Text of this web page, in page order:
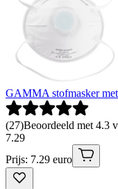
GAMMA stofmasker
(27)Beoordeeld met 4.3
7.29
Prijs: 7.29 euro